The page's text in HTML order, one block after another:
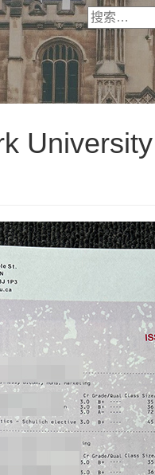
专业定制